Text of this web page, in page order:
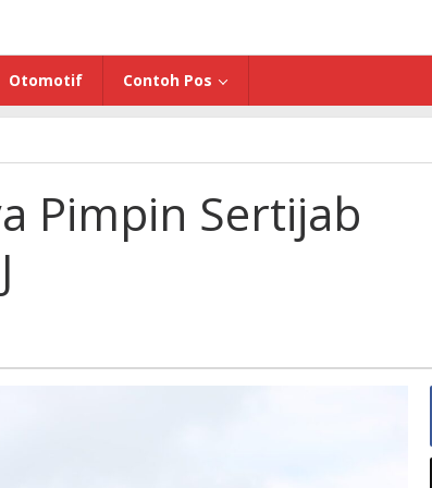
Otomotif Contoh Pos
Pimpin Sertijab